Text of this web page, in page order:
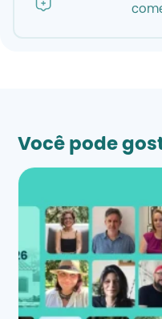
Você pode